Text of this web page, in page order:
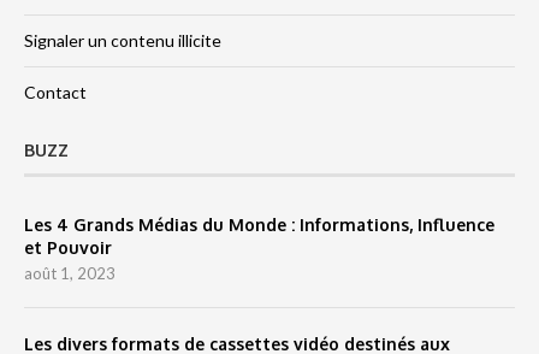
Signaler un contenu illicite
Contact
BUZZ
Les 4 Grands Médias du Monde : Informations, Influence
et Pouvoir
août 1, 2023
Les divers formats de cassettes vidéo destinés aux